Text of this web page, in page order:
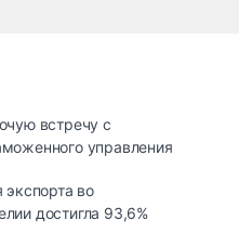
встречу с
управления
во
достигла 93,6%